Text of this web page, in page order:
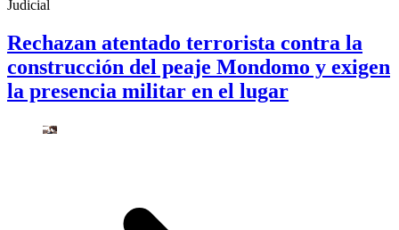
Judicial
Rechazan atentado terrorista contra la
construcción del peaje Mondomo y exigen
la presencia militar en el lugar